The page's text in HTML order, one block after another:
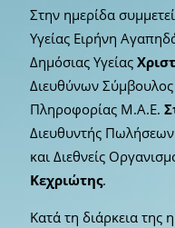
Στην ημερίδα
Υγείας Ειρήνη
Δημόσιας Υγείας
Διευθύνων Σύμβουλος
Πληροφορίας Μ.Α.Ε.
Διευθυντής
και Διεθνείς
Κεχριώτης.
Κατά τη διάρκεια της